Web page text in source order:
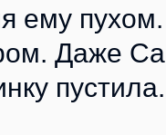
ему
Даже
пустила.